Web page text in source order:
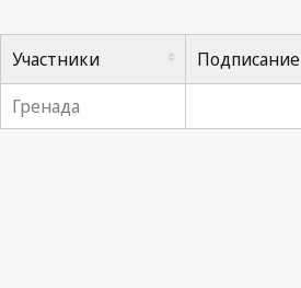
Участники Подписание
Гренада